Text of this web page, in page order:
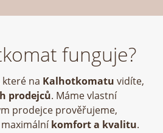
funguje?
které na Kalhotkomatu vidíte,
prodejců. Máme vlastní
prodejce prověřujeme,
komfort a kvalitu.